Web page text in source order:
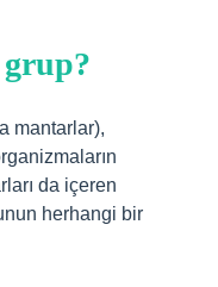
mantarlar),
da içeren
herhangi bir